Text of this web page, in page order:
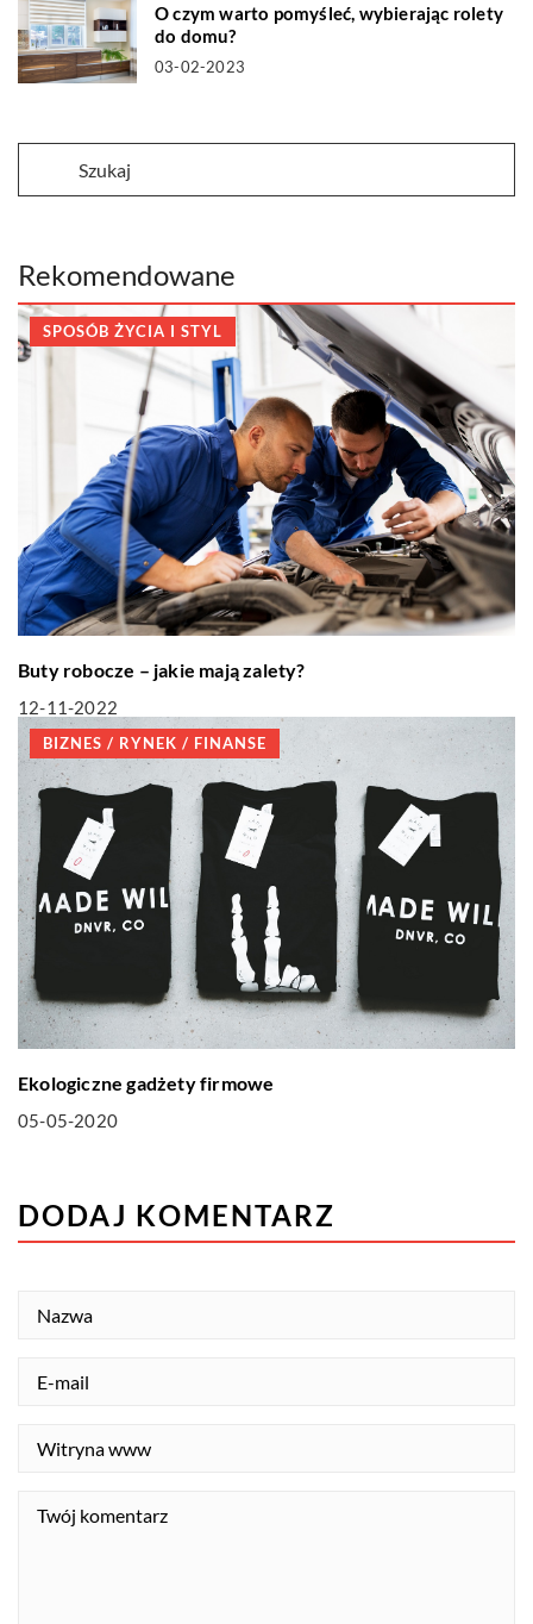
O czym warto pomyśleć, wybierając rolety
do domu?
03-02-2023
Rekomendowane
SPOSÓB ŻYCIA I STYL
Buty robocze – jakie mają zalety?
12-11-2022
BIZNES / RYNEK / FINANSE
Ekologiczne gadżety firmowe
05-05-2020
DODAJ KOMENTARZ